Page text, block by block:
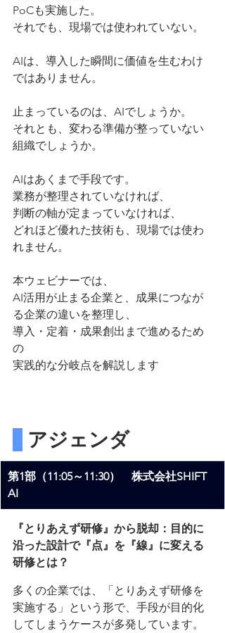
PoCも実施した。
それでも、現場では使われていない。
AIは、導入した瞬間に価値を生むわけ
ではありません。
止まっているのは、AIでしょうか。
それとも、変わる準備が整っていない
組織でしょうか。
AIはあくまで手段です。
業務が整理されていなければ、
判断の軸が定まっていなければ、
どれほど優れた技術も、現場では使わ
れません。
本ウェビナーでは、
AI活用が止まる企業と、成果につなが
る企業の違いを整理し、
導入・定着・成果創出まで進めるため
の
実践的な分岐点を解説します
アジェンダ
第1部（11:05～11:30）　株式会社SHIFT
AI
『とりあえず研修』から脱却：目的に
沿った設計で『点』を『線』に変える
研修とは？
多くの企業では、「とりあえず研修を
実施する」という形で、手段が目的化
してしまうケースが多発しています。